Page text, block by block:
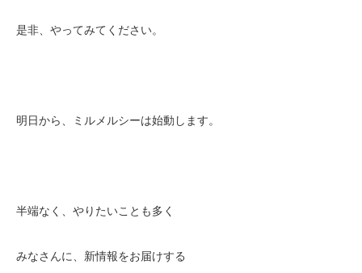
是非、やってみてください。
明日から、ミルメルシーは始動します。
半端なく、やりたいことも多く
みなさんに、新情報をお届けする